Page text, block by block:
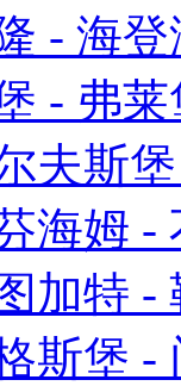
- 海
- 弗
夫斯
海姆 -
加特 -
斯堡 -